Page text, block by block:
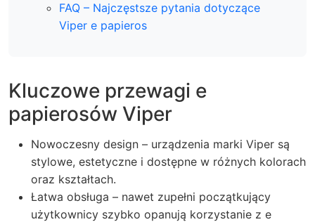
FAQ – Najczęstsze pytania dotyczące
Viper e papieros
Kluczowe przewagi e
papierosów Viper
Nowoczesny design – urządzenia marki Viper są
stylowe, estetyczne i dostępne w różnych kolorach
oraz kształtach.
Łatwa obsługa – nawet zupełni początkujący
użytkownicy szybko opanują korzystanie z e